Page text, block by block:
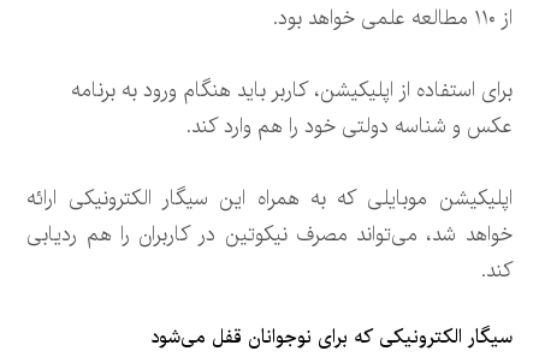
از ۱۱۰ مطالعه علمی خواهد بود.
برای استفاده از اپلیکیشن، کاربر باید هنگام ورود به برنامه
عکس و شناسه دولتی خود را هم وارد کند.
اپلیکیشن موبایلی که به همراه این سیگار الکترونیکی ارائه
خواهد شد، می‌تواند مصرف نیکوتین در کاربران را هم ردیابی
کند.
سیگار الکترونیکی که برای نوجوانان قفل می‌شود